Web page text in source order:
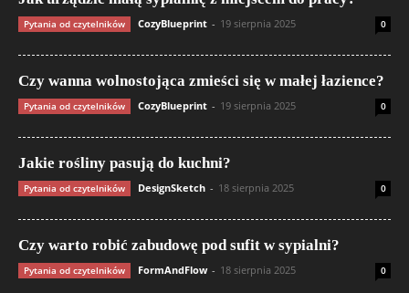
Pytania od czytelników CozyBlueprint - 19 sierpnia 2025 0
Czy wanna wolnostojąca zmieści się w małej łazience?
Pytania od czytelników CozyBlueprint - 19 sierpnia 2025 0
Jakie rośliny pasują do kuchni?
Pytania od czytelników DesignSketch - 18 sierpnia 2025 0
Czy warto robić zabudowę pod sufit w sypialni?
Pytania od czytelników FormAndFlow - 18 sierpnia 2025 0